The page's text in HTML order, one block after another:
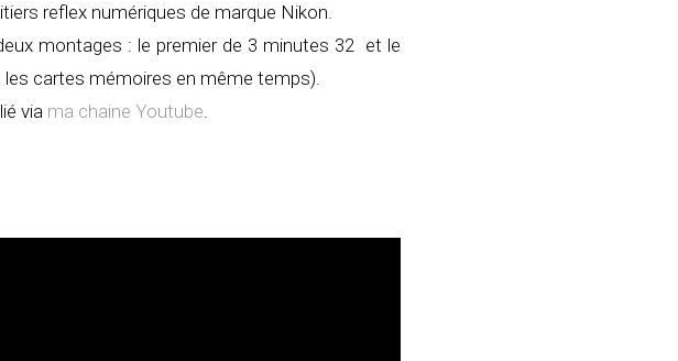
reflex numériques de marque Nikon.
montages : le premier de 3 minutes 32 et le
les cartes mémoires en même temps).
via ma chaine Youtube.